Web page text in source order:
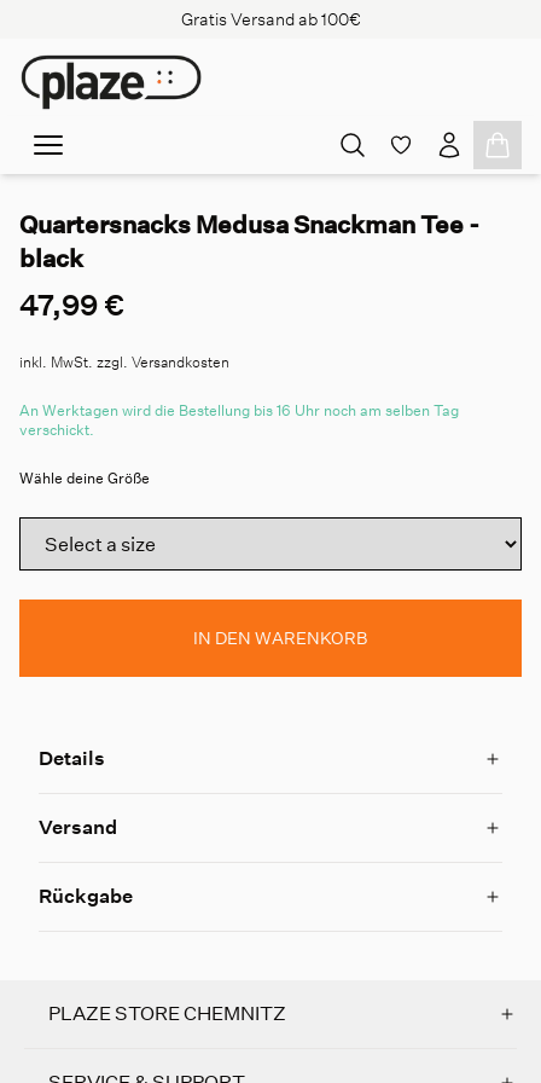
Gratis Versand ab 100€
Quartersnacks Medusa Snackman Tee -
black
47,99 €
inkl. MwSt. zzgl. Versandkosten
An Werktagen wird die Bestellung bis 16 Uhr noch am selben Tag
verschickt.
Wähle deine Größe
IN DEN WARENKORB
Details
Versand
Rückgabe
PLAZE STORE CHEMNITZ